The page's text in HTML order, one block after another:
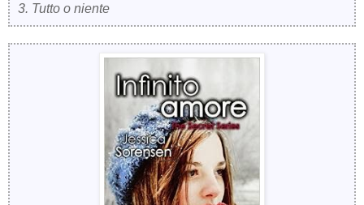
3. Tutto o niente